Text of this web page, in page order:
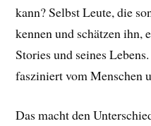
kann? Selbst Leute, die
kennen und schätzen ihn,
Stories und seines Lebens.
fasziniert vom Menschen
Das macht den